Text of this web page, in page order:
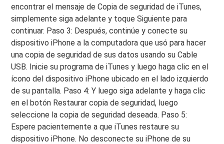
encontrar el mensaje de Copia de seguridad de iTunes,
simplemente siga adelante y toque Siguiente para
continuar. Paso 3: Después, continúe y conecte su
dispositivo iPhone a la computadora que usó para hacer
una copia de seguridad de sus datos usando su Cable
USB. Inicie su programa de iTunes y luego haga clic en el
ícono del dispositivo iPhone ubicado en el lado izquierdo
de su pantalla. Paso 4: Y luego siga adelante y haga clic
en el botón Restaurar copia de seguridad, luego
seleccione la copia de seguridad deseada. Paso 5:
Espere pacientemente a que iTunes restaure su
dispositivo iPhone. No desconecte su iPhone de su